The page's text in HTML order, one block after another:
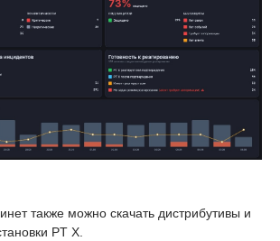
также можно скачать дистрибутивы и
PT X.